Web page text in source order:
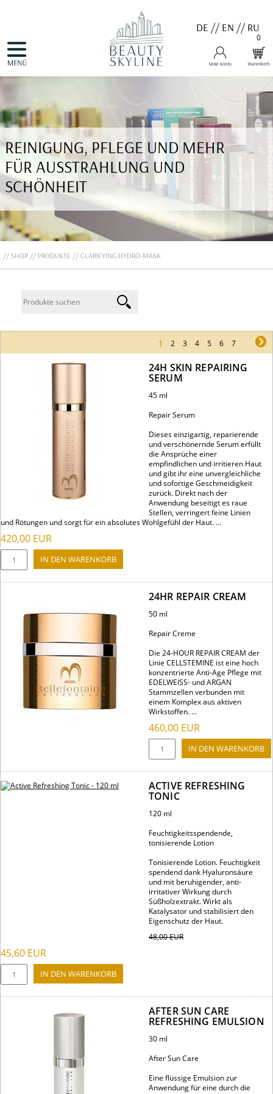
DE //EN //RU
0
NAVIGATION
VALMONT
MENARD
MEDER
COSNOBELL
PROBIO DERM・INFO
BELLEFONTAINE
DERMALOGICA
EVA GARDEN
APHRO CELINA
ANGEBOTE
REINIGUNG, PFLEGE UND MEHR
FÜR AUSSTRAHLUNG UND
SCHÖNHEIT
SHOP PRODUKTE CLARIFYING HYDRO-MASK
1 2 3 4 5 6 7
24H SKIN REPAIRING
SERUM
45 ml
Repair Serum
Dieses einzigartig, reparierende
und verschönernde Serum erfüllt
die Ansprüche einer
empfindlichen und irritieren Haut
und gibt ihr eine unvergleichliche
und sofortige Geschmeidigkeit
zurück. Direkt nach der
Anwendung beseitigt es raue
Stellen, verringert feine Linien
und Rötungen und sorgt für ein absolutes Wohlgefühl der Haut. ...
420,00 EUR
24HR REPAIR CREAM
50 ml
Repair Creme
Die 24-HOUR REPAIR CREAM der
Linie CELLSTEMINE ist eine hoch
konzentrierte Anti-Age Pflege mit
EDELWEISS- und ARGAN
Stammzellen verbunden mit
einem Komplex aus aktiven
Wirkstoffen. ...
460,00 EUR
ACTIVE REFRESHING
TONIC
120 ml
Feuchtigkeitsspendende,
tonisierende Lotion
Tonisierende Lotion. Feuchtigkeit
spendend dank Hyaluronsäure
und mit beruhigender, anti-
irritativer Wirkung durch
Süßholzextrakt. Wirkt als
Katalysator und stabilisiert den
Eigenschutz der Haut.
48,00EUR
45,60 EUR
AFTER SUN CARE
REFRESHING EMULSION
30 ml
After Sun Care
Eine flüssige Emulsion zur
Anwendung für eine durch die